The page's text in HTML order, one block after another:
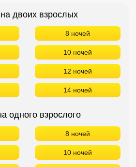
двоих взрослых
8 ночей
10 ночей
12 ночей
14 ночей
одного взрослого
8 ночей
10 ночей